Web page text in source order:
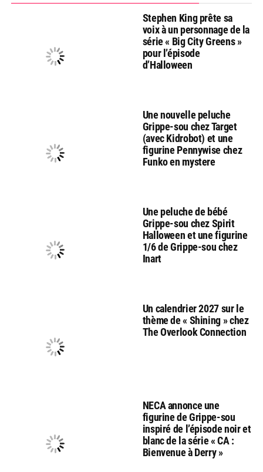
Stephen King prête sa
voix à un personnage de la
série « Big City Greens »
pour l’épisode
d’Halloween
Une nouvelle peluche
Grippe-sou chez Target
(avec Kidrobot) et une
figurine Pennywise chez
Funko en mystere
Une peluche de bébé
Grippe-sou chez Spirit
Halloween et une figurine
1/6 de Grippe-sou chez
Inart
Un calendrier 2027 sur le
thème de « Shining » chez
The Overlook Connection
NECA annonce une
figurine de Grippe-sou
inspiré de l’épisode noir et
blanc de la série « CA :
Bienvenue à Derry »